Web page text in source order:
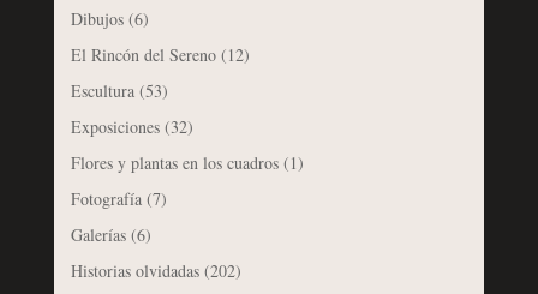
Dibujos(6)
El Rincón del Sereno(12)
Escultura(53)
Exposiciones(32)
Flores y plantas en los cuadros(1)
Fotografía(7)
Galerías(6)
Historias olvidadas(202)